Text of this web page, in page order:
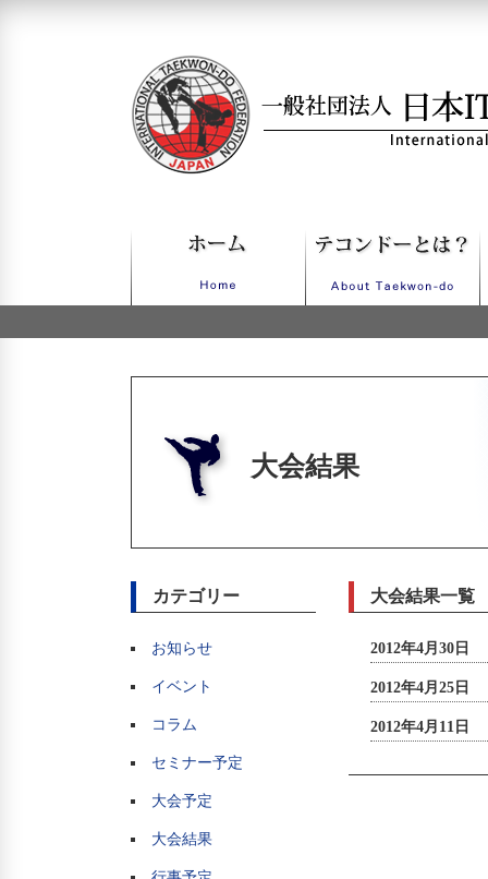
大会結果
カテゴリー
お知らせ
イベント
コラム
セミナー予定
大会予定
大会結果
大会結果一覧
2012年4月30日
2012年4月25日
2012年4月11日